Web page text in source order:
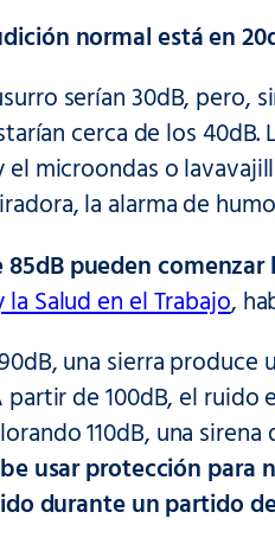
normal está en
serían 30dB, pero,
cerca de los
microondas o
la alarma de
pueden
Salud en el Trabajo,
una sierra produce
de 100dB, el
110dB, una sirena
usar protección para
durante un partido